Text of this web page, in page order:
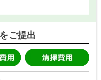
ご提出